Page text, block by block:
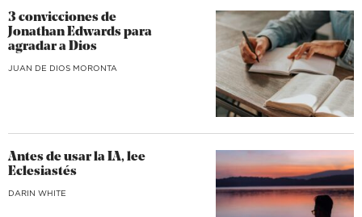
3 convicciones de
Jonathan Edwards para
agradar a Dios
JUAN DE DIOS MORONTA
Antes de usar la IA, lee
Eclesiastés
DARIN WHITE